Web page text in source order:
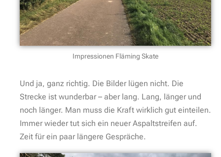
Impressionen Fläming Skate
Und ja, ganz richtig. Die Bilder lügen nicht. Die
Strecke ist wunderbar – aber lang. Lang, länger und
noch länger. Man muss die Kraft wirklich gut einteilen.
Immer wieder tut sich ein neuer Aspaltstreifen auf.
Zeit für ein paar längere Gespräche.